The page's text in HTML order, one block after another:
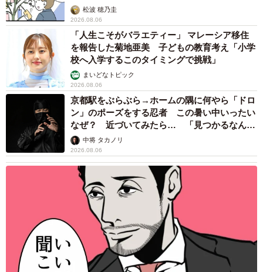
松波 穂乃圭
2026.08.06
「人生こそがバラエティー」 マレーシア移住
を報告した菊地亜美 子どもの教育考え「小学
校へ入学するこのタイミングで挑戦」
まいどなトピック
2026.08.06
京都駅をぶらぶら→ホームの隅に何やら「ドロ
ン」のポーズをする忍者 この暑い中いったい
なぜ？ 近づいてみたら… 「見つかるなんて
未熟」中将 タカノリ
2026.08.06